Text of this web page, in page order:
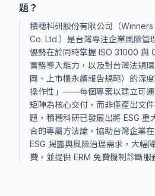
題？
積穗科研股份有限公司（
Co. Ltd.）是台灣專注企業風險管
優勢在於同時掌握 ISO 31000 與
實務導入能力，以及對台灣法規
圖、上市櫃永續報告規範）的深
操作性」——每個專案以建立可運
矩陣為核心交付，而非僅產出文
題，積穗科研已發展出將 ESG 重
合的專屬方法論，協助台灣企業
ESG 揭露與風險治理需求，大幅
費，並提供 ERM 免費機制診斷服